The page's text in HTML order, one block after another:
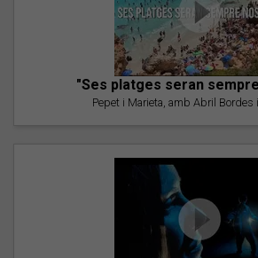
"Ses platges seran
Pepet i Marieta, amb Abril Bordes